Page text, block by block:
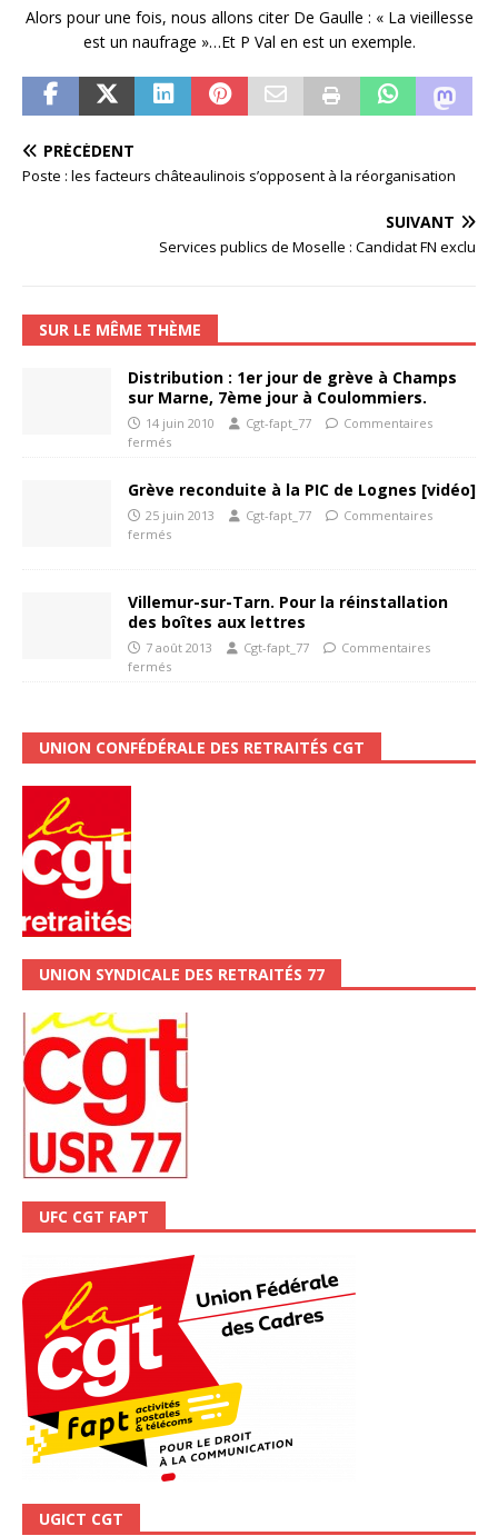
Alors pour une fois, nous allons citer De Gaulle : « La vieillesse
est un naufrage »…Et P Val en est un exemple.
PRÉCÉDENT
Poste : les facteurs châteaulinois s’opposent à la réorganisation
SUIVANT
Services publics de Moselle : Candidat FN exclu
SUR LE MÊME THÈME
Distribution : 1er jour de grève à Champs
sur Marne, 7ème jour à Coulommiers.
14 juin 2010 Cgt-fapt_77
Commentaires
fermés
Grève reconduite à la PIC de Lognes [vidéo]
25 juin 2013 Cgt-fapt_77
Commentaires
fermés
Villemur-sur-Tarn. Pour la réinstallation
des boîtes aux lettres
7 août 2013 Cgt-fapt_77
Commentaires
fermés
UNION CONFÉDÉRALE DES RETRAITÉS CGT
UNION SYNDICALE DES RETRAITÉS 77
UFC CGT FAPT
UGICT CGT